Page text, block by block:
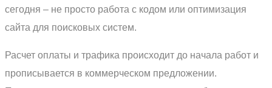
сегодня – не просто работа с кодом или оптимизация
сайта для поисковых систем.
Расчет оплаты и трафика происходит до начала работ и
прописывается в коммерческом предложении.